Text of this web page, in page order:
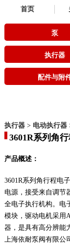
首页
泵
执行器
配件与附
执行器> 电动执行器
3601R系列角
产品概述：
3601R系列角行程电
电源，接受来自调节
全电子执行机构。电
模块，驱动电机采用
器，是具有高分辨能
上海依耐泵阀有限公